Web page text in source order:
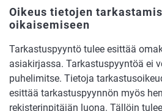
Oikeus tietojen
oikaisemiseen
Tarkastuspyyntö tulee esittää
asiakirjassa. Tarkastuspyyntöä ei
puhelimitse. Tietoja
esittää tarkastuspyynnön myös
rekisterinpitäjän luona. Tällöin